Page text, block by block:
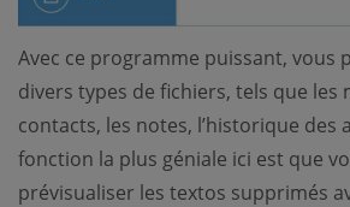
Avec ce programme puissant, vous
divers types de fichiers, tels que les
contacts, les notes, l’historique des
fonction la plus géniale ici est que
prévisualiser les textos supprimés